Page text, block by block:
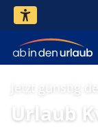
Jetzt günstig
Urlaub